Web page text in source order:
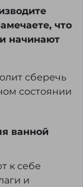
что
начинают
сберечь
состоянии
ванной
к себе
и